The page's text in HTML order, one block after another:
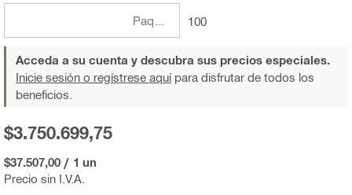
100
Acceda a su cuenta y descubra sus precios especiales.
Inicie sesión o regístrese aquípara disfrutar de todos los
beneficios.
Precio sin I.V.A.
$3.750.699,75
$37.507,00 / 1 un